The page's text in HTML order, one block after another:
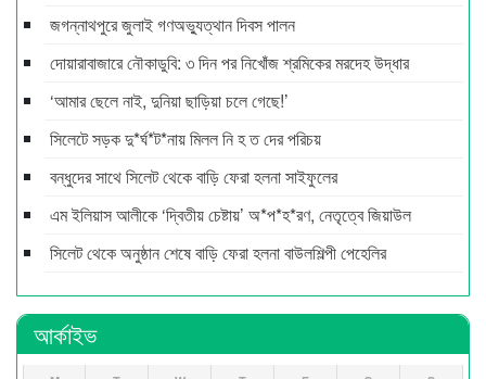
জগন্নাথপুরে জুলাই গণঅভ্যুত্থান দিবস পালন
দোয়ারাবাজারে নৌকাডুবি: ৩ দিন পর নিখোঁজ শ্রমিকের মরদেহ উদ্ধার
‘আমার ছেলে নাই, দুনিয়া ছাড়িয়া চলে গেছে!’
সিলেটে সড়ক দু*র্ঘ*ট*নায় মিলল নি হ ত দের পরিচয়
বন্ধুদের সাথে সিলেট থেকে বাড়ি ফেরা হলনা সাইফুলের
এম ইলিয়াস আলীকে ‘দ্বিতীয় চেষ্টায়’ অ*প*হ*রণ, নেতৃত্বে জিয়াউল
সিলেট থেকে অনুষ্ঠান শেষে বাড়ি ফেরা হলনা বাউলশিল্পী পেহেলির
আর্কাইভ